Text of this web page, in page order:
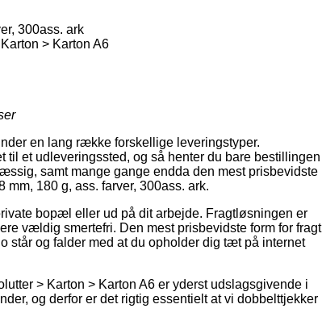
300ass. ark
> Karton A6
en lang række forskellige leveringstyper.
et udleveringssted, og så henter du bare bestillingen
samt mange gange endda den mest prisbevidste
180 g, ass. farver, 300ass. ark.
bopæl eller ud på dit arbejde. Fragtløsningen er
vældig smertefri. Den mest prisbevidste form for fragt
står og falder med at du opholder dig tæt på internet
> Karton > Karton A6 er yderst udslagsgivende i
og derfor er det rigtig essentielt at vi dobbelttjekker